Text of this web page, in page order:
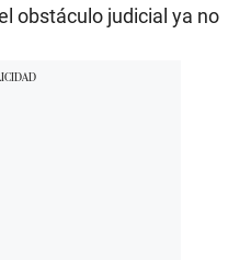
obstáculo judicial ya no